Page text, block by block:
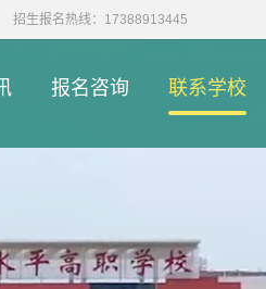
招生报名热线：17388913445
报名咨询 联系学校